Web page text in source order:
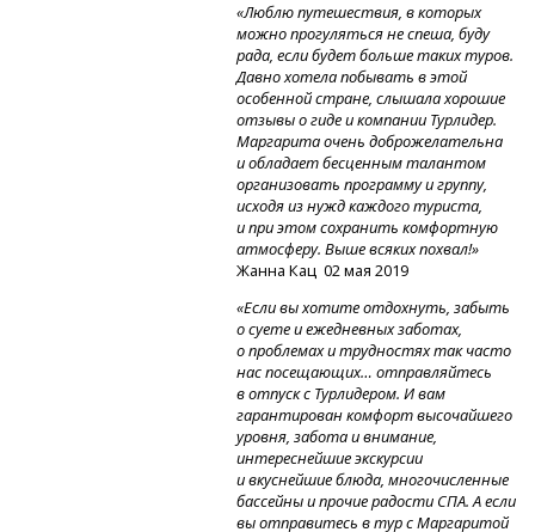
«Люблю путешествия, в которых
можно прогуляться не спеша, буду
рада, если будет больше таких туров.
Давно хотела побывать в этой
особенной стране, слышала хорошие
отзывы о гиде и компании Турлидер.
Маргарита очень доброжелательна
и обладает бесценным талантом
организовать программу и группу,
исходя из нужд каждого туриста,
и при этом сохранить комфортную
атмосферу. Выше всяких похвал!»
Жанна Кац 02 мая 2019
«Если вы хотите отдохнуть, забыть
о суете и ежедневных заботах,
о проблемах и трудностях так часто
нас посещающих… отправляйтесь
в отпуск с Турлидером. И вам
гарантирован комфорт высочайшего
уровня, забота и внимание,
интереснейшие экскурсии
и вкуснейшие блюда, многочисленные
бассейны и прочие радости СПА. А если
вы отправитесь в тур с Маргаритой